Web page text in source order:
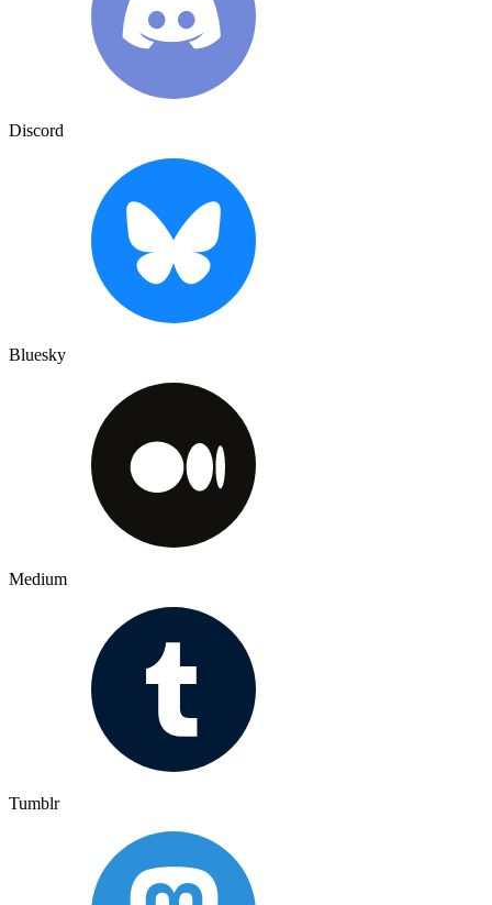
Discord
Bluesky
Medium
Tumblr